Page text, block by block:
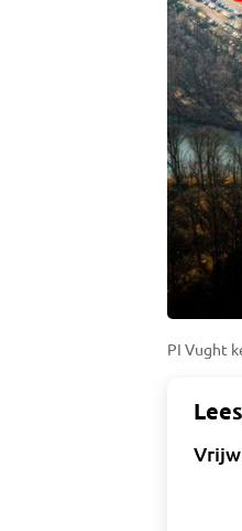
PI Vught